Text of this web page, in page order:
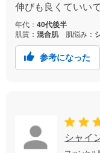
伸びも良くていいで
年代： 40代後半
肌質： 混合肌 肌悩み：
参考になった
シャイ